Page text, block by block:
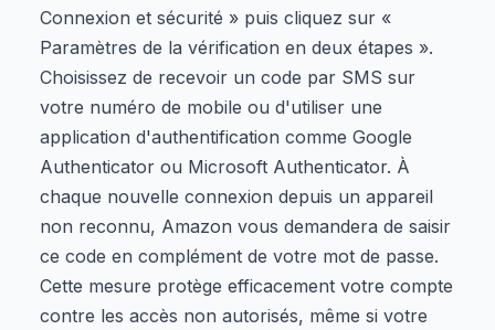
Connexion et sécurité » puis cliquez sur «
Paramètres de la vérification en deux étapes ».
Choisissez de recevoir un code par SMS sur
votre numéro de mobile ou d'utiliser une
application d'authentification comme Google
Authenticator ou Microsoft Authenticator. À
chaque nouvelle connexion depuis un appareil
non reconnu, Amazon vous demandera de saisir
ce code en complément de votre mot de passe.
Cette mesure protège efficacement votre compte
contre les accès non autorisés, même si votre